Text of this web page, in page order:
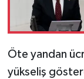
Öte yandan
yükseliş